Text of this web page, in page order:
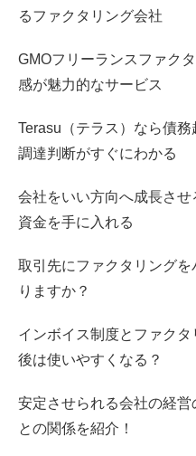
るファクタリング会社
GMOフリーランスファク
感が魅力的なサービス
Terasu（テラス）なら債
調達判断がすぐにわかる
会社をいい方向へ成長さ
資金を手に入れる
取引先にファクタリング
りますか？
インボイス制度とファク
後は使いやすくなる？
安定させられる会社の経
との関係を紹介！